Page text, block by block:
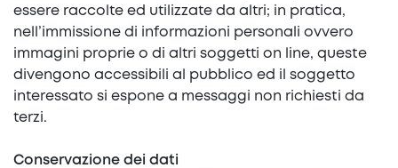
essere raccolte ed utilizzate da altri; in pratica,
nell’immissione di informazioni personali ovvero
immagini proprie o di altri soggetti on line, queste
divengono accessibili al pubblico ed il soggetto
interessato si espone a messaggi non richiesti da
terzi.
Conservazione dei dati